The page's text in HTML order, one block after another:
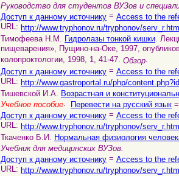
Руководство для студентов ВУЗов и
Доступ к данному источнику = Access to the
URL: http://www.tryphonov.ru/tryphonov/
Тимофеева Н.М. Гидролазы тонкой кишки.
пищеварения», Пущино-на-Оке, 1997,
колопроктологии, 1998, 1, 41-47. Обзор.
Доступ к данному источнику = Access to the
URL: http://www.gastroportal.ru/php/
Тишевской И.А. Возрастная и
Учебное пособие. Перевести на русский язык =
Доступ к данному источнику = Access to the
URL: http://www.tryphonov.ru/tryphonov/
Ткаченко Б.И. Нормальная физиология
Учебник для медицинских ВУЗов.
Доступ к данному источнику = Access to the
URL: http://www.tryphonov.ru/tryphonov/